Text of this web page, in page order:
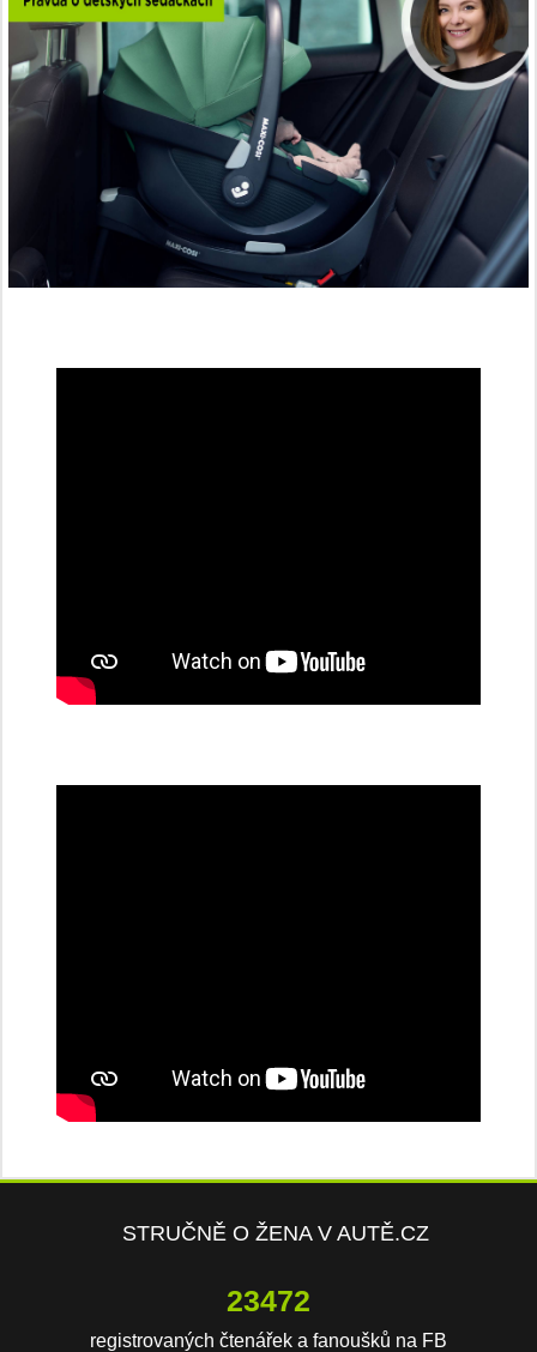
STRUČNĚ O ŽENA V AUTĚ.CZ
23472
registrovaných čtenářek a fanoušků na FB